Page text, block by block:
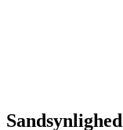
Sandsynlighed